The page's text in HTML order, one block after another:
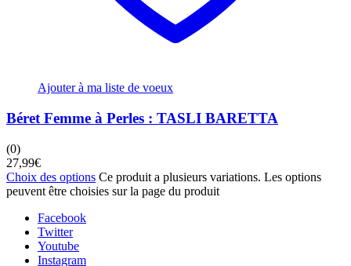
Ajouter à ma liste de voeux
Béret Femme à Perles : TASLI BARETTA
(0)
27,99€
Choix des options Ce produit a plusieurs variations. Les options
peuvent être choisies sur la page du produit
Facebook
Twitter
Youtube
Instagram